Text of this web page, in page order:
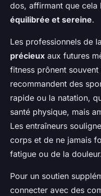
dos, affirmant que cela
équilibrée et sereine.
Les professionnels de
précieux aux futures
fitness prônent
recommandent des
rapide ou la natation,
santé physique, mais
Les entraîneurs
corps et de ne jamais
fatigue ou de la
Pour un soutien
connecter avec des